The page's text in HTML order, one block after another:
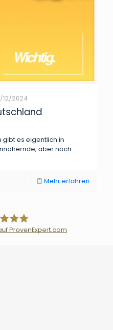
12/2024
es eigentlich in
aber noch
Mehr erfahren
ProvenExpert.com